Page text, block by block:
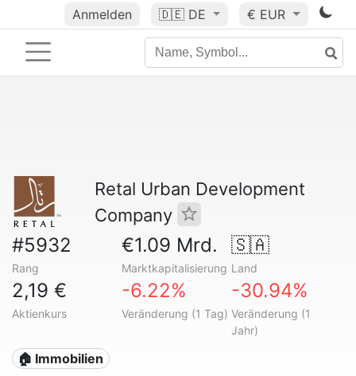
Anmelden 🇩🇪 DE € EUR
Retal Urban Development
Company
#5932
Rang
€1.09 Mrd.
Marktkapitalisierung
🇸🇦
Land
2,19 €
Aktienkurs
-6.22%
Veränderung (1 Tag)
-30.94%
Veränderung (1
Jahr)
🏠 Immobilien